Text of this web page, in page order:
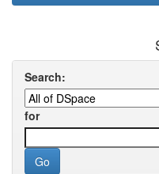
Search:
for